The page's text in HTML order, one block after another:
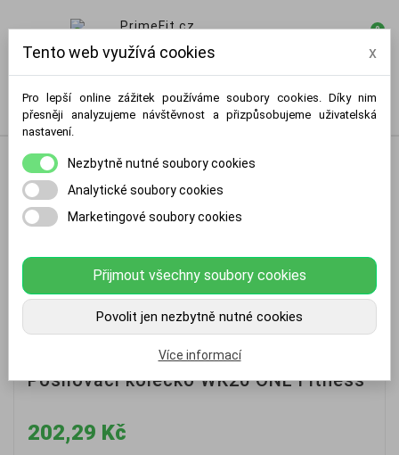
0
Posilovací kolečko WK20 ONE Fitness
202,29 Kč
Tento web využívá cookies x
Pro lepší online zážitek používáme soubory cookies. Díky nim
přesněji analyzujeme návštěvnost a přizpůsobujeme uživatelská
nastavení.
Nezbytně nutné soubory cookies
Analytické soubory cookies
Marketingové soubory cookies
Přijmout všechny soubory cookies
Povolit jen nezbytně nutné cookies
Více informací